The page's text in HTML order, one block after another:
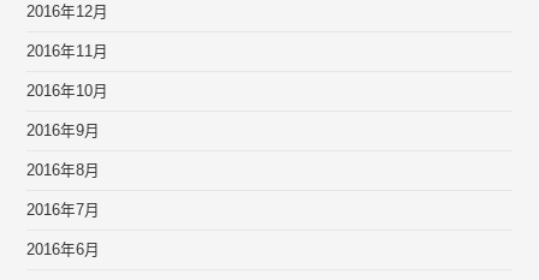
2016年12月
2016年11月
2016年10月
2016年9月
2016年8月
2016年7月
2016年6月